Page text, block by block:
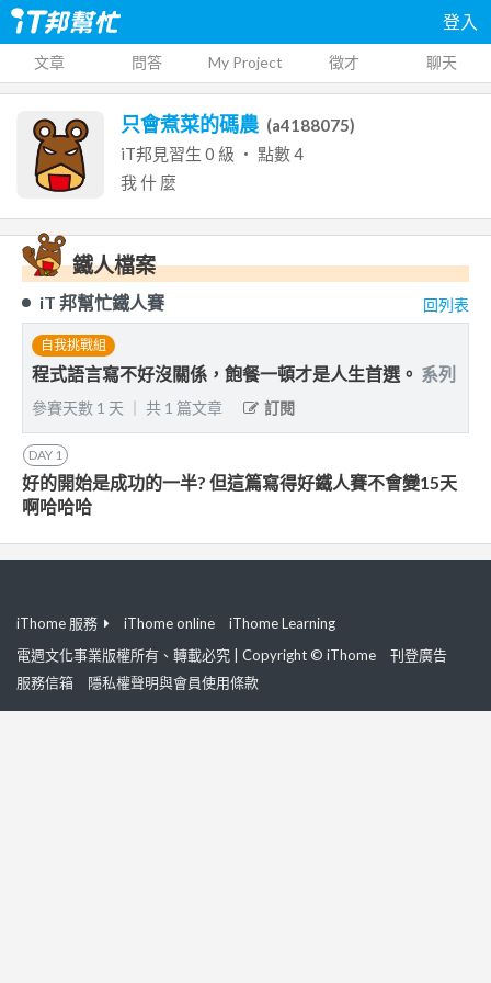
登入
文章 問答 My Project 徵才 聊天
只會煮菜的碼農 (a4188075)
iT邦見習生 0 級 ‧ 點數4
我什 麼
鐵人檔案
iT 邦幫忙鐵人賽 回列表
自我挑戰組
程式語言寫不好沒關係，飽餐一頓才是人生首選。 系列
參賽天數 1 天 共 1 篇文章 訂閱
DAY 1
好的開始是成功的一半? 但這篇寫得好鐵人賽不會變15天
啊哈哈哈
iThome 服務 iThome online
iThome Learning
電週文化事業版權所有、轉載必究 | Copyright © iThome
刊登廣告
服務信箱
隱私權聲明與會員使用條款